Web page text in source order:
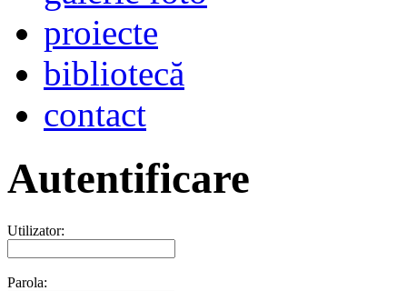
proiecte
bibliotecă
contact
Autentificare
Utilizator:
Parola: